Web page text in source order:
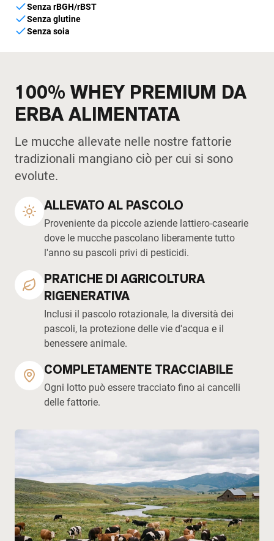
Senza rBGH/rBST
Senza glutine
Senza soia
100% WHEY PREMIUM DA
ERBA ALIMENTATA
Le mucche allevate nelle nostre fattorie
tradizionali mangiano ciò per cui si sono
evolute.
ALLEVATO AL PASCOLO
Proveniente da piccole aziende lattiero-casearie
dove le mucche pascolano liberamente tutto
l'anno su pascoli privi di pesticidi.
PRATICHE DI AGRICOLTURA
RIGENERATIVA
Inclusi il pascolo rotazionale, la diversità dei
pascoli, la protezione delle vie d'acqua e il
benessere animale.
COMPLETAMENTE TRACCIABILE
Ogni lotto può essere tracciato fino ai cancelli
delle fattorie.